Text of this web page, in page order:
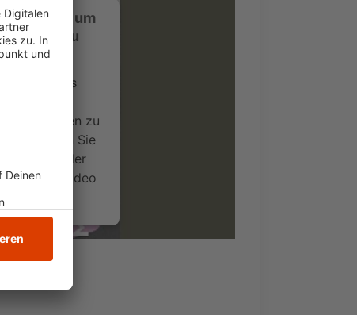
um
Service zu
eines
kann Daten zu
Bitte lesen Sie
Sie der
dieses Video